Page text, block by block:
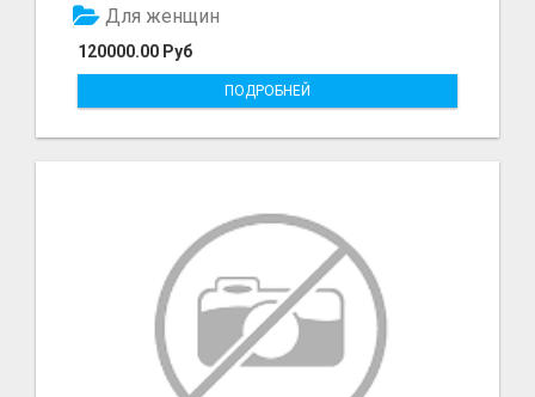
120000.00 Руб
Для женщин
ПОДРОБНЕЙ